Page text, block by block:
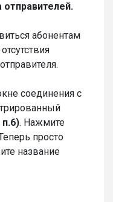
отправителей.
абонентам
соединения с
п.6). Нажмите
просто
название